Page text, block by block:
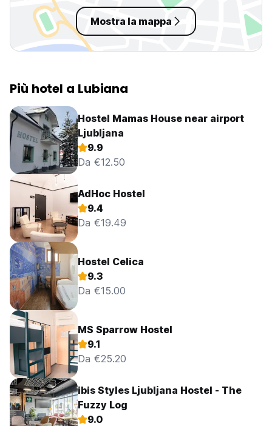
bene, lo consiglio!
Mostra la mappa
Più hotel a Lubiana
Hostel Mamas House near airport
Ljubljana
9.9
Da €12.50
AdHoc Hostel
9.4
Da €19.49
Hostel Celica
9.3
Da €15.00
MS Sparrow Hostel
9.1
Da €25.20
ibis Styles Ljubljana Hostel - The
Fuzzy Log
9.0